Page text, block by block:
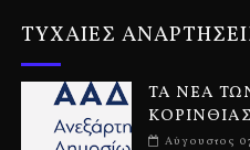
ΤΥΧΑΙΕΣ
ΤΑ ΝΕΑ
Αύγουστος